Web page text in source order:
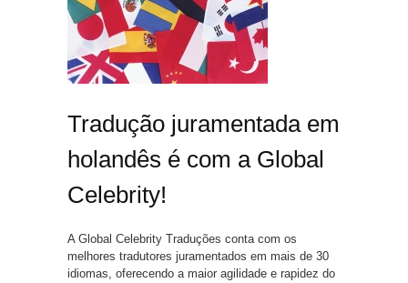
Tradução juramentada em
holandês é com a Global
Celebrity!
A Global Celebrity Traduções conta com os
melhores tradutores juramentados em mais de 30
idiomas, oferecendo a maior agilidade e rapidez do